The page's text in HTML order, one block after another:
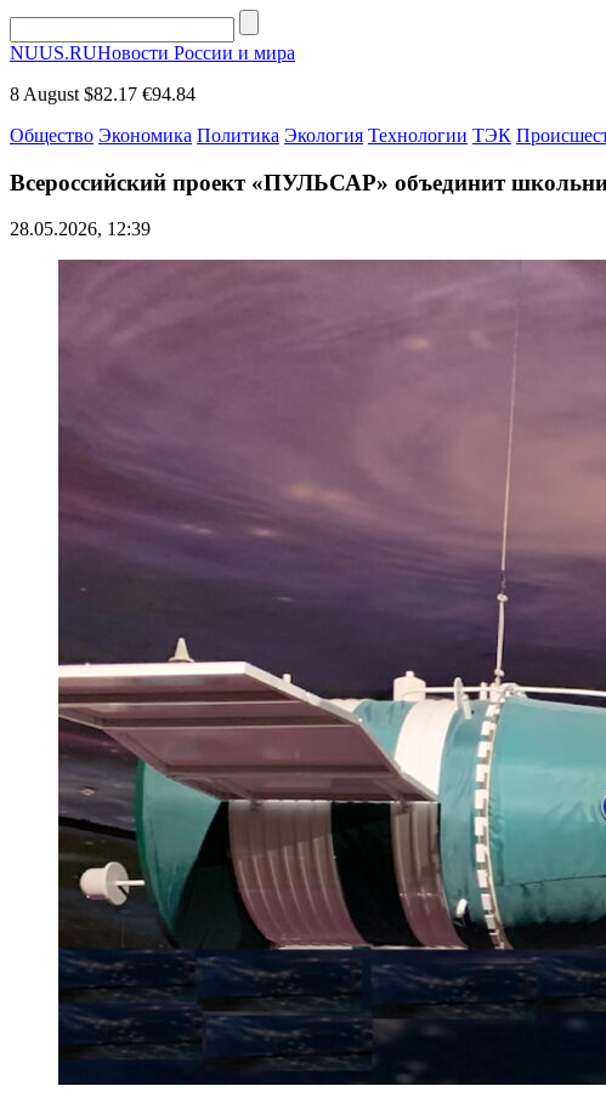
NUUS.RUНовости России и мира
8 August $82.17 €94.84
Общество Экономика Политика Экология Технологии ТЭК
Всероссийский проект «ПУЛЬСАР» объединит
28.05.2026, 12:39